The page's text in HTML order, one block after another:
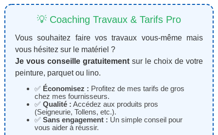
💡 Coaching Travaux & Tarifs Pro
Vous souhaitez faire vos travaux vous-même mais
vous hésitez sur le matériel ?
Je vous conseille gratuitementsur le choix de votre
peinture, parquet ou lino.
✅ Économisez : Profitez de mes tarifs de gros
chez mes fournisseurs.
✅ Qualité : Accédez aux produits pros
(Seigneurie, Tollens, etc.).
✅ Sans engagement : Un simple conseil pour
vous aider à réussir.